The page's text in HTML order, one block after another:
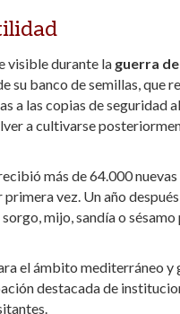
visible durante la guerra
banco de semillas, que
a las copias de seguridad
a cultivarse
más de 64.000
vez. Un año
mijo, sandía o
el ámbito mediterráneo
destacada de